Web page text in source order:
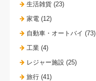
生活雑貨 (23)
家電 (12)
自動車・オートバイ (73)
工業 (4)
レジャー施設 (25)
旅行 (41)